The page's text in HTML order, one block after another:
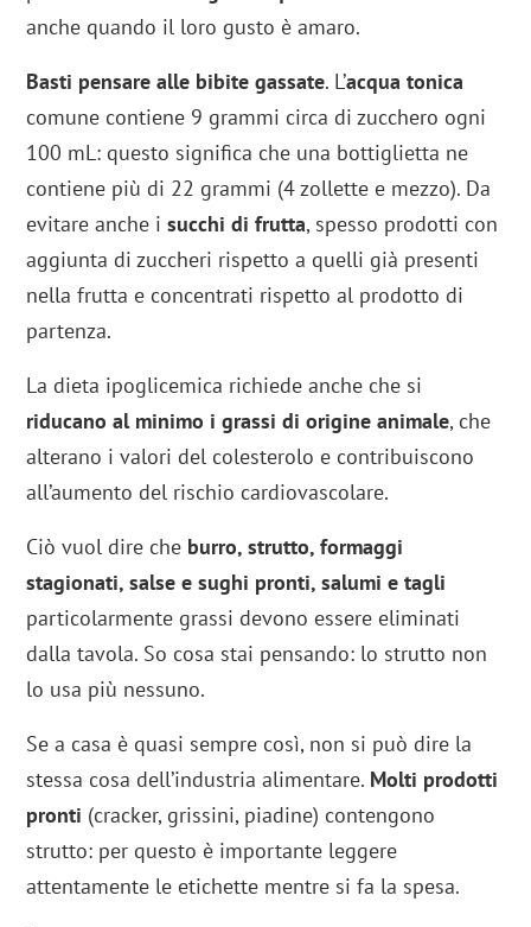
anche quando il loro gusto è amaro.
Basti pensare alle bibite gassate. L’acqua tonica
comune contiene 9 grammi circa di zucchero ogni
100 mL: questo significa che una bottiglietta ne
contiene più di 22 grammi (4 zollette e mezzo). Da
evitare anche isucchi di frutta, spesso prodotti con
aggiunta di zuccheri rispetto a quelli già presenti
nella frutta e concentrati rispetto al prodotto di
partenza.
La dieta ipoglicemica richiede anche che si
riducano al minimo i grassi di origine animale, che
alterano i valori del colesterolo e contribuiscono
all’aumento del rischio cardiovascolare.
Ciò vuol dire che burro, strutto, formaggi
stagionati, salse e sughi pronti, salumi e tagli
particolarmente grassi devono essere eliminati
dalla tavola. So cosa stai pensando: lo strutto non
lo usa più nessuno.
Se a casa è quasi sempre così, non si può dire la
stessa cosa dell’industria alimentare. Molti prodotti
pronti (cracker, grissini, piadine) contengono
strutto: per questo è importante leggere
attentamente le etichette mentre si fa la spesa.